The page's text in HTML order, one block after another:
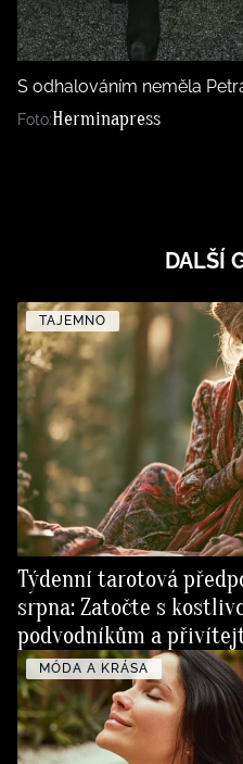
S odhalováním neměla
Foto:Herminapress
DALŠÍ
TAJEMNO
Týdenní tarotová
srpna: Zatočte s
podvodníkům a
MÓDA A KRÁSA